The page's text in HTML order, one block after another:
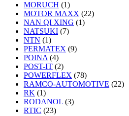
MORUCH (1)
MOTOR MAXX (22)
NAN QI XING (1)
NATSUKI (7)
NTN (1)
PERMATEX (9)
POINA (4)
POST-IT (2)
POWERFLEX (78)
RAMCO-AUTOMOTIVE (22)
RK (1)
RODANOL (3)
RTIC (23)